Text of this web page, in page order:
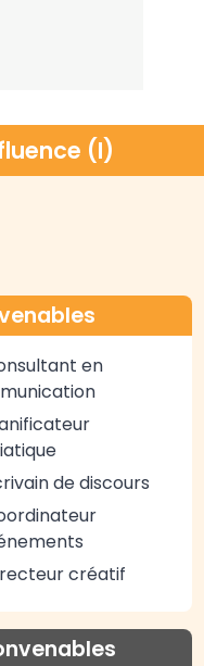
(I)
en
de discours
créatif